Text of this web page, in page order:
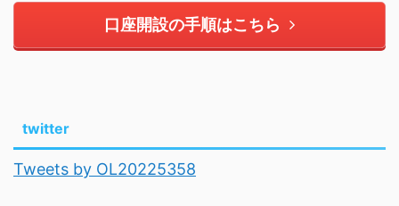
口座開設の手順はこちら
twitter
Tweets by OL20225358